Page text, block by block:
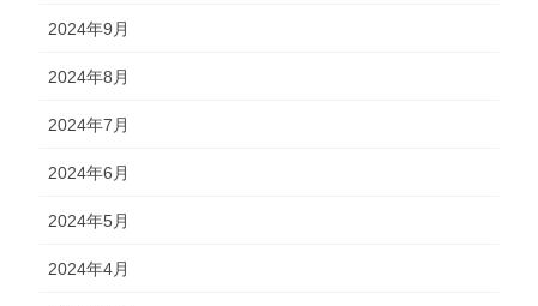
2024年9月
2024年8月
2024年7月
2024年6月
2024年5月
2024年4月